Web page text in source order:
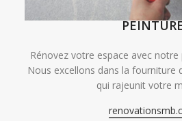
Rénovez votre espace avec
Nous excellons dans la fourniture
qui rajeunit votre